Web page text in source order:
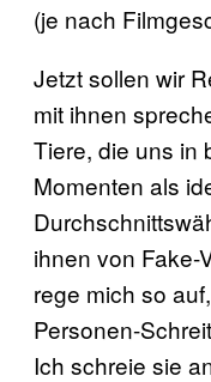
(je nach
Jetzt sollen wir
mit ihnen
Tiere, die uns in
Momenten als
ihnen von Fake-
rege mich so
Personen-
Ich schreie sie